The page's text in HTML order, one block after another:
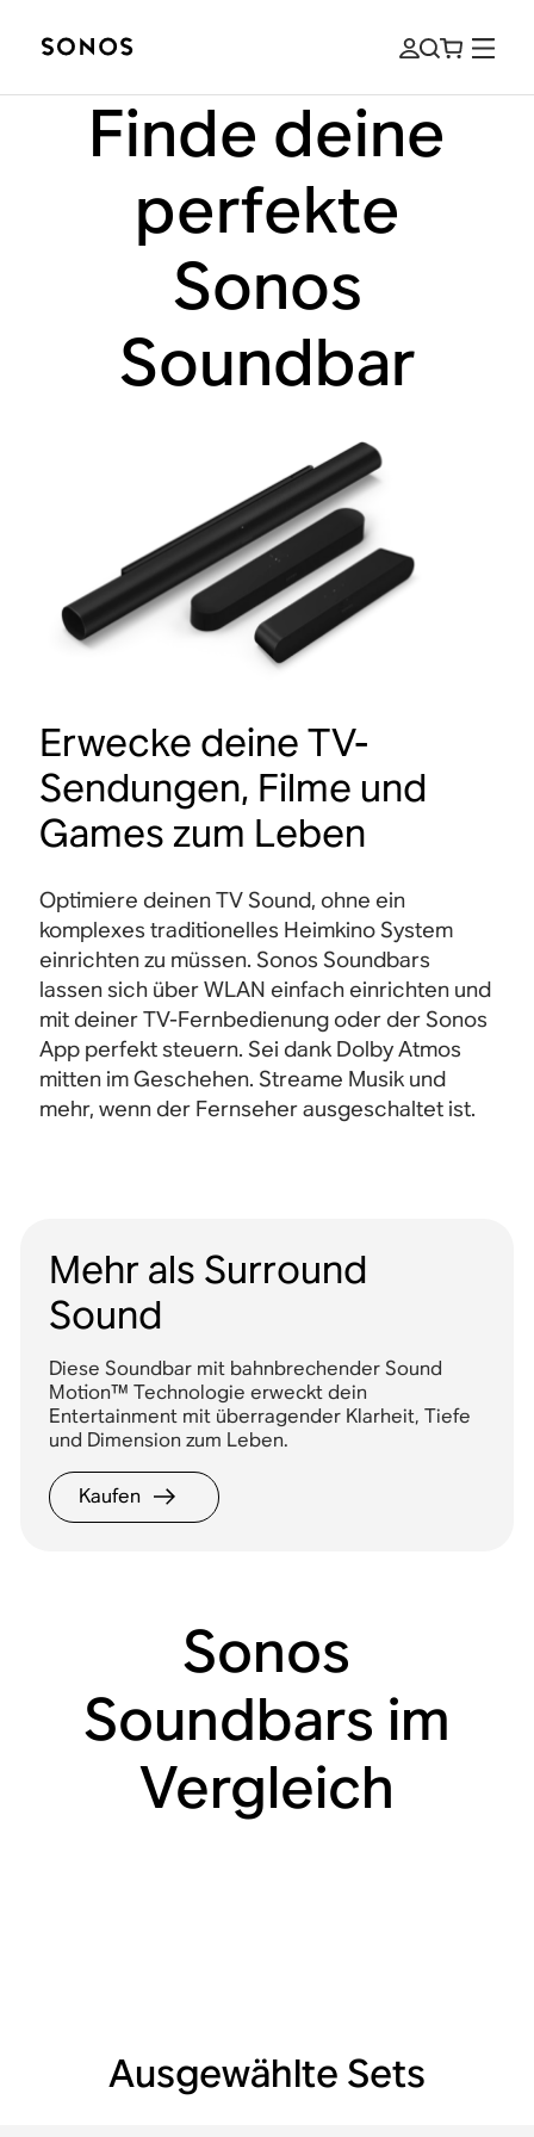
Finde deine
perfekte
Sonos
Soundbar
Erwecke deine TV-
Sendungen, Filme und
Games zum Leben
Optimiere deinen TV Sound, ohne ein
komplexes traditionelles Heimkino System
einrichten zu müssen. Sonos Soundbars
lassen sich über WLAN einfach einrichten und
mit deiner TV-Fernbedienung oder der Sonos
App perfekt steuern. Sei dank Dolby Atmos
mitten im Geschehen. Streame Musik und
mehr, wenn der Fernseher ausgeschaltet ist.
Mehr als Surround
Sound
Diese Soundbar mit bahnbrechender Sound
Motion™ Technologie erweckt dein
Entertainment mit überragender Klarheit, Tiefe
und Dimension zum Leben.
Kaufen
Sonos
Soundbars im
Vergleich
Ausgewählte Sets